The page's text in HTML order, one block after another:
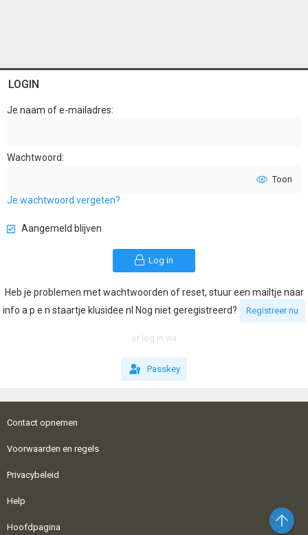
LOGIN
Je naam of e-mailadres
Wachtwoord
Toon
Je wachtwoord vergeten?
Aangemeld blijven
Log in
Heb je problemen met wachtwoorden of reset, stuur een mailtje naar
info a p e n staartje klusidee nl Nog niet geregistreerd?
Registreer nu
or log in via
Passkey
Contact opnemen
Voorwaarden en regels
Privacybeleid
Help
Hoofdpagina